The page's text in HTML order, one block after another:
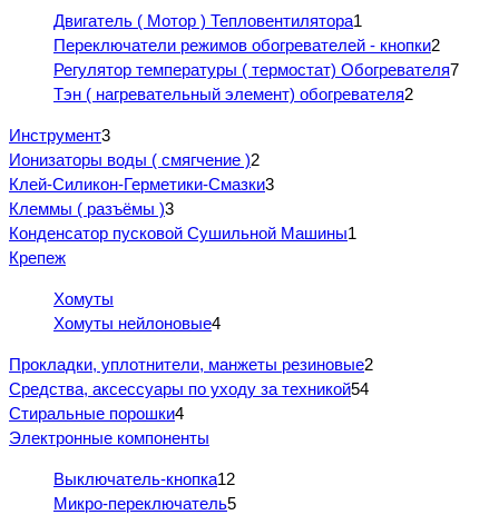
Двигатель ( Мотор ) Тепловентилятора1
Переключатели режимов обогревателей - кнопки2
Регулятор температуры ( термостат) Обогревателя7
Тэн ( нагревательный элемент) обогревателя2
Инструмент3
Ионизаторы воды ( смягчение )2
Клей-Силикон-Герметики-Смазки3
Клеммы ( разъёмы )3
Конденсатор пусковой Сушильной Машины1
Крепеж
Хомуты
Хомуты нейлоновые4
Прокладки, уплотнители, манжеты резиновые2
Средства, аксессуары по уходу за техникой54
Стиральные порошки4
Электронные компоненты
Выключатель-кнопка12
Микро-переключатель5